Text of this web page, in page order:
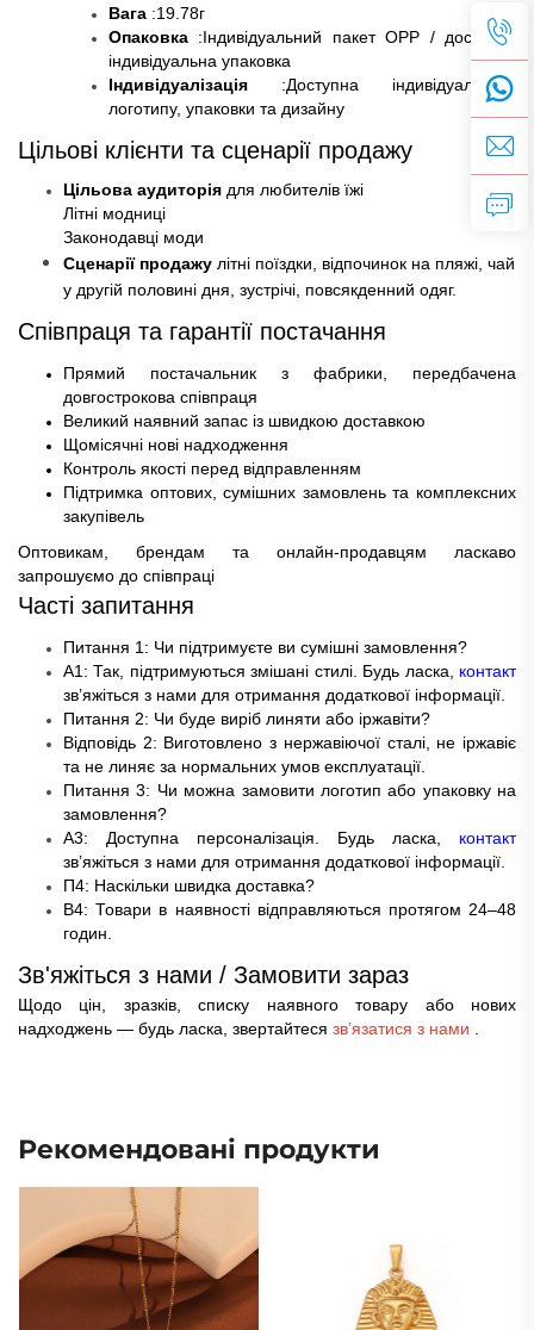
Вага :19.78г
Опаковка :Індивідуальний пакет OPP / доступна
індивідуальна упаковка
Індивідуалізація :Доступна індивідуалізація
логотипу, упаковки та дизайну
Цільові клієнти та сценарії продажу
Цільова аудиторія для любителів їжі
Літні модниці
Законодавці моди
Сценарії продажу літні поїздки, відпочинок на пляжі, чай
у другій половині дня, зустрічі, повсякденний одяг.
Співпраця та гарантії постачання
Прямий постачальник з фабрики, передбачена
довгострокова співпраця
Великий наявний запас із швидкою доставкою
Щомісячні нові надходження
Контроль якості перед відправленням
Підтримка оптових, сумішних замовлень та комплексних
закупівель
Оптовикам, брендам та онлайн-продавцям ласкаво
запрошуємо до співпраці
Часті запитання
Питання 1: Чи підтримуєте ви сумішні замовлення?
A1: Так, підтримуються змішані стилі. Будь ласка, контакт
зв’яжіться з нами для отримання додаткової інформації.
Питання 2: Чи буде виріб линяти або іржавіти?
Відповідь 2: Виготовлено з нержавіючої сталі, не іржавіє
та не линяє за нормальних умов експлуатації.
Питання 3: Чи можна замовити логотип або упаковку на
замовлення?
A3: Доступна персоналізація. Будь ласка, контакт
зв’яжіться з нами для отримання додаткової інформації.
П4: Наскільки швидка доставка?
В4: Товари в наявності відправляються протягом 24–48
годин.
Зв'яжіться з нами / Замовити зараз
Щодо цін, зразків, списку наявного товару або нових
надходжень — будь ласка, звертайтеся зв’язатися з нами
Рекомендовані продукти